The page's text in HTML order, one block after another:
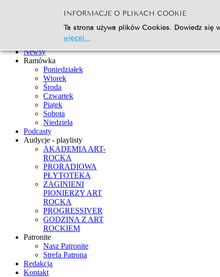
Go
Strona Główna
Newsy
Ramówka
Poniedziałek
Wtorek
Środa
Czwartek
Piątek
Sobota
Niedziela
Podcasty
Audycje - playlisty
AKADEMIA ART-
ROCKA
PRORADIOWA
PŁYTOTEKA
ZAGINIENI
PIONIERZY ART
ROCKA
PROGRESSIVER
GODZINA Z ART
ROCKIEM
Patronite
Nasz Patronite
Strefa Patrona
Redakcja
Kontakt
INFORMACJE O PLIKACH COOKIE
Ta strona używa plików Cookies. Dowiedz
więcej...